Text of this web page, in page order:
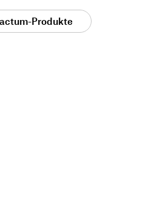
Produkte